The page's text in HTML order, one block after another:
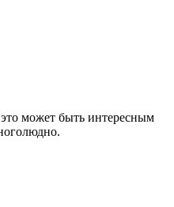
может быть интересным